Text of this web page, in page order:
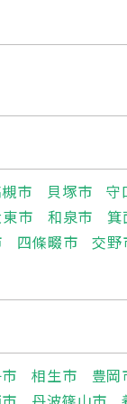
市 貝塚市
守
市 和泉市
箕
四條畷市 交野
相生市
豊岡